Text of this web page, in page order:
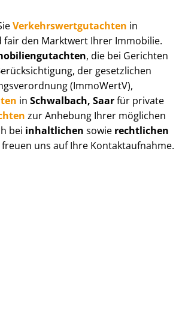
Ver­kehrs­wert­gut­ach­ten in
den Marktwert Ihrer Immobilie.
, die bei Gerichten
der gesetzlichen
(ImmoWertV),
in Schwalbach, Saarfür private
zur Anhebung Ihrer möglichen
bei inhaltlichen sowie rechtlichen
freuen uns auf Ihre Kontaktaufnahme.